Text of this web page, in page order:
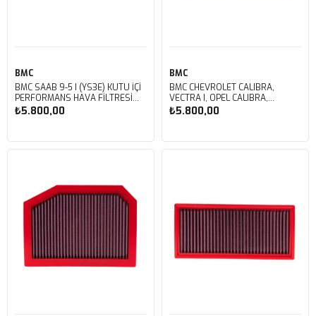
BMC
BMC SAAB 9-5 I (YS3E) KUTU İÇİ
PERFORMANS HAVA FİLTRESİ
FB214/07
₺5.800,00
Sepete Ekle
BMC
BMC CHEVROLET CALIBRA,
VECTRA I, OPEL CALIBRA,
VECTRA, SAAB 900 II, VAUXHALL
CALIBRA, CAVALIER III KUTU İÇİ
FB166/01
₺5.800,00
Sepete Ekle